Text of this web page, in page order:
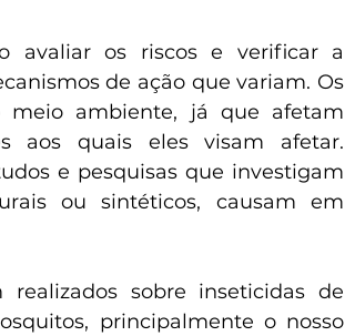
de ação que variam. Os
meio ambiente, já que afetam
aos quais eles visam afetar.
e pesquisas que investigam
ou sintéticos, causam em
principalmente o nosso